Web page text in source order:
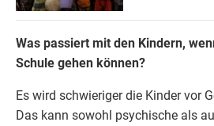
Was passiert mit den Kindern,
Schule gehen können?
Es wird schwieriger die Kinder vor
Das kann sowohl psychische als